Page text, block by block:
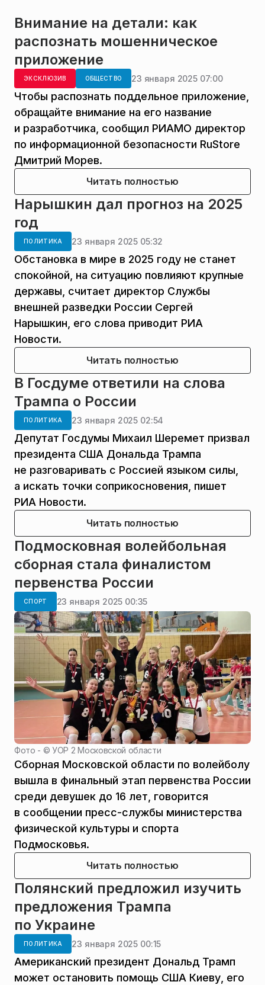
Внимание на детали: как
распознать мошенническое
приложение
ЭКСКЛЮЗИВ ОБЩЕСТВО 23 января 2025 07:00
Чтобы распознать поддельное приложение,
обращайте внимание на его название
и разработчика, сообщил РИАМО директор
по информационной безопасности RuStore
Дмитрий Морев.
Читать полностью
Нарышкин дал прогноз на 2025
год
ПОЛИТИКА 23 января 2025 05:32
Обстановка в мире в 2025 году не станет
спокойной, на ситуацию повлияют крупные
державы, считает директор Службы
внешней разведки России Сергей
Нарышкин, его слова приводит РИА
Новости.
Читать полностью
В Госдуме ответили на слова
Трампа о России
ПОЛИТИКА 23 января 2025 02:54
Депутат Госдумы Михаил Шеремет призвал
президента США Дональда Трампа
не разговаривать с Россией языком силы,
а искать точки соприкосновения, пишет
РИА Новости.
Читать полностью
Подмосковная волейбольная
сборная стала финалистом
первенства России
СПОРТ 23 января 2025 00:35
Фото - ©УОР 2 Московской области
Сборная Московской области по волейболу
вышла в финальный этап первенства России
среди девушек до 16 лет, говорится
в сообщении пресс-службы министерства
физической культуры и спорта
Подмосковья.
Читать полностью
Полянский предложил изучить
предложения Трампа
по Украине
ПОЛИТИКА 23 января 2025 00:15
Американский президент Дональд Трамп
может остановить помощь США Киеву, его